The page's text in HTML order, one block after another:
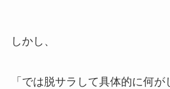
しかし、
「では脱サラして具体的に何が